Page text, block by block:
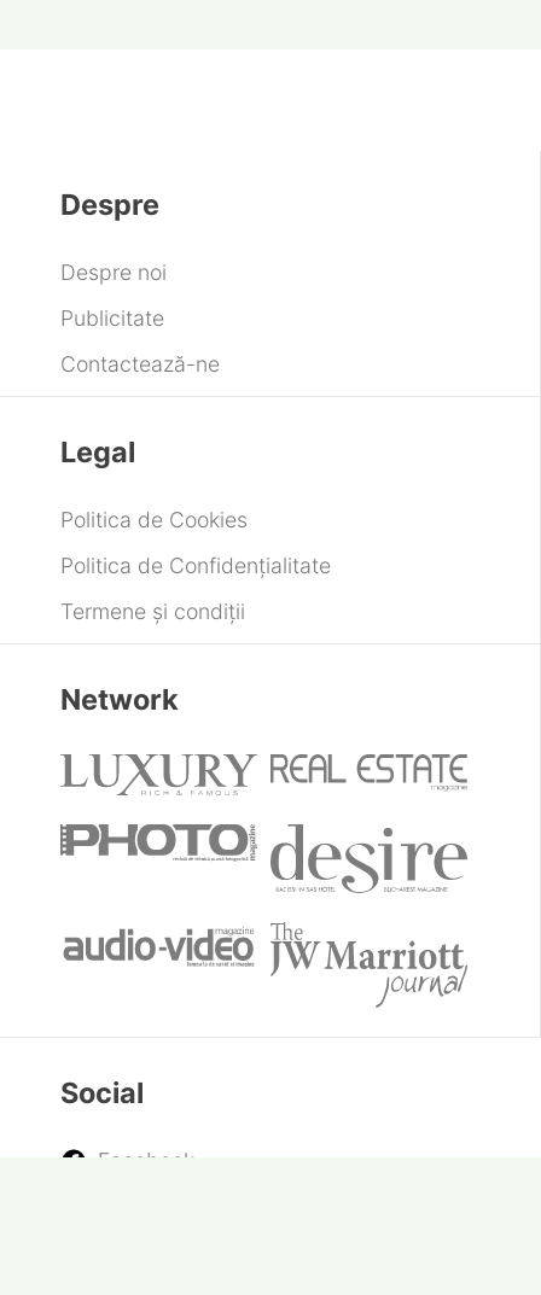
Despre
Despre noi
Publicitate
Contactează-ne
Legal
Politica de Cookies
Politica de Confidențialitate
Termene și condiții
Network
Social
Facebook